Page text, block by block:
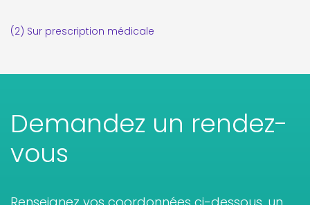
(2) Sur prescription médicale
Demandez un rendez-
vous